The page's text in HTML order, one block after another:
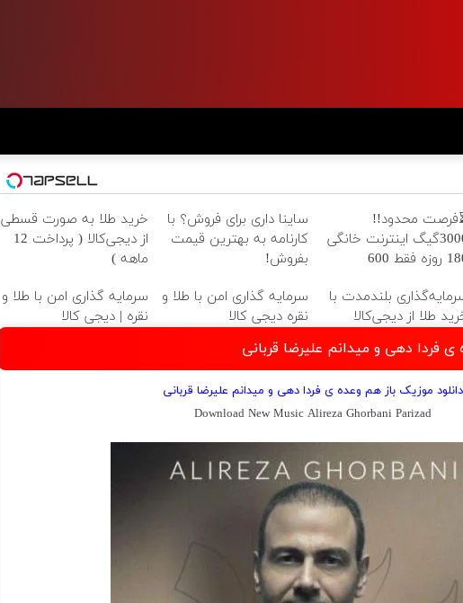
محدود!!
3000گیگ اینترنت خانگی
180 روزه فقط 600
ساینا داری برای فروش؟ با
کارنامه به بهترین قیمت
بفروش!
خرید طلا به صورت قسطی
از دیجی‌کالا ( پرداخت 12
ماهه )
بلندمدت با
طلا از دیجی‌کالا
سرمایه گذاری امن با طلا و
نقره دیجی کالا
سرمایه گذاری امن با طلا و
نقره | دیجی کالا
فردا دهی و میدانم علیرضا قربانی
دانلود موزیک باز هم وعده ی فردا دهی و میدانم علیرضا قربانی
Download New Music Alireza Ghorbani Parizad